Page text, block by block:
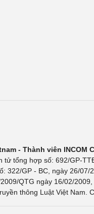
- Thành viên INCOM
tử tổng hợp số: 692/GP-
322/GP - BC, ngày 26/
QTG ngày 16/02/
thông Luật Việt Nam.